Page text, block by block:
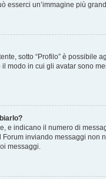
esserci un’immagine più
sotto “Profilo” è possibile
modo in cui gli avatar sono
e indicano il numero di
inviando messaggi non
messaggi.